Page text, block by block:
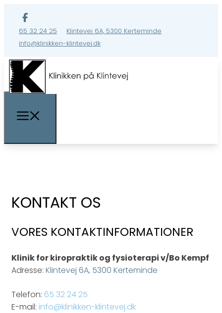
65 32 24 25
Klintevej 6A, 5300 Kerteminde
info@klinikken-klintevej.dk
KONTAKT OS
VORES KONTAKTINFORMATIONER
Klinik for kiropraktik og fysioterapi v/Bo Kempf
Adresse: Klintevej 6A, 5300 Kerteminde
Telefon: 65 32 24 25
E-mail: info@klinikken-klintevej.dk